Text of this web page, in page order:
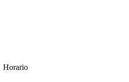
Horario